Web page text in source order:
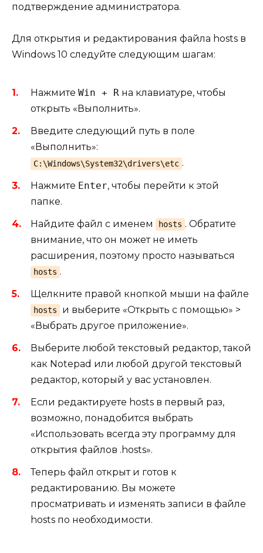
подтверждение администратора.
Для открытия и редактирования файла hosts в
Windows 10 следуйте следующим шагам:
Нажмите Win + R на клавиатуре, чтобы
открыть «Выполнить».
Введите следующий путь в поле
«Выполнить»:
C:\Windows\System32\drivers\etc .
Нажмите Enter, чтобы перейти к этой
папке.
Найдите файл с именем hosts . Обратите
внимание, что он может не иметь
расширения, поэтому просто называться
hosts .
Щелкните правой кнопкой мыши на файле
hosts
и выберите «Открыть с помощью» >
«Выбрать другое приложение».
Выберите любой текстовый редактор, такой
как Notepad или любой другой текстовый
редактор, который у вас установлен.
Если редактируете hosts в первый раз,
возможно, понадобится выбрать
«Использовать всегда эту программу для
открытия файлов .hosts».
Теперь файл открыт и готов к
редактированию. Вы можете
просматривать и изменять записи в файле
hosts по необходимости.